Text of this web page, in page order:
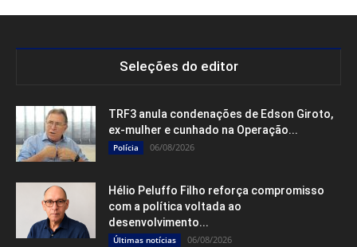
Seleções do editor
TRF3 anula condenações de Edson Giroto,
ex-mulher e cunhado na Operação...
Polícia 06/08/2026
Hélio Peluffo Filho reforça compromisso
com a política voltada ao
desenvolvimento...
Últimas notícias 06/08/2026